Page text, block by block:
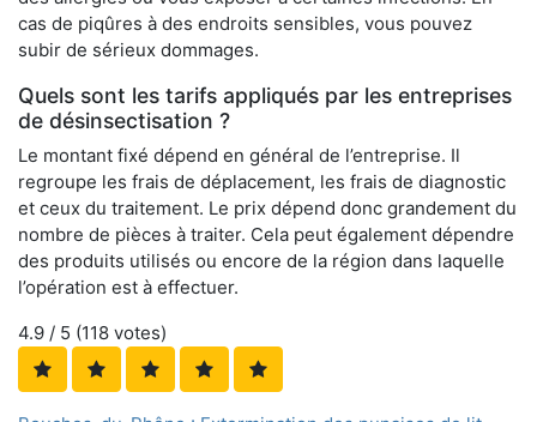
cas de piqûres à des endroits sensibles, vous pouvez
subir de sérieux dommages.
Quels sont les tarifs appliqués par les entreprises
de désinsectisation ?
Le montant fixé dépend en général de l’entreprise. Il
regroupe les frais de déplacement, les frais de diagnostic
et ceux du traitement. Le prix dépend donc grandement du
nombre de pièces à traiter. Cela peut également dépendre
des produits utilisés ou encore de la région dans laquelle
l’opération est à effectuer.
4.9 / 5 (118 votes)